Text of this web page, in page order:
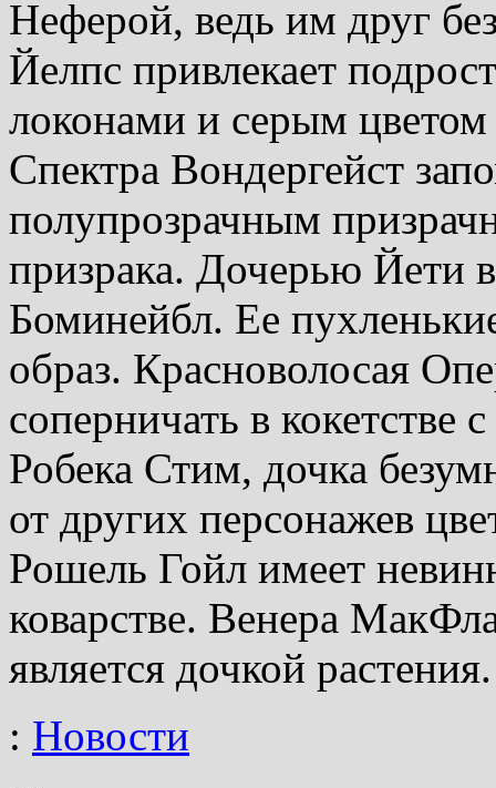
Неферой, ведь им друг
Йелпс привлекает
локонами и серым
Спектра Вондергейст
полупрозрачным
призрака. Дочерью Йети
Боминейбл. Ее
образ. Красноволосая
соперничать в кокетстве
Робека Стим, дочка
от других персонажев
Рошель Гойл имеет
коварстве. Венера
является дочкой растения.
: Новости